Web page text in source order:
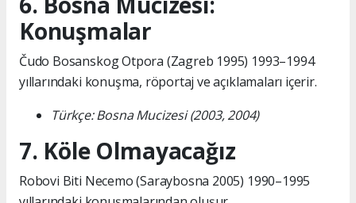
Konuşmalar
Čudo Bosanskog Otpora (Zagreb 1995) 1993–1994
yıllarındaki konuşma, röportaj ve açıklamaları içerir.
Türkçe: Bosna Mucizesi (2003, 2004)
7. Köle Olmayacağız
Robovi Biti Necemo (Saraybosna 2005) 1990–1995